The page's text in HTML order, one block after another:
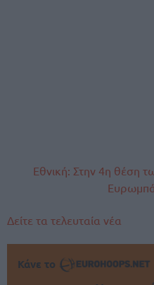
Εθνική: Στην 4η θέση
Δείτε τα τελευταία νέα
Κάνε το